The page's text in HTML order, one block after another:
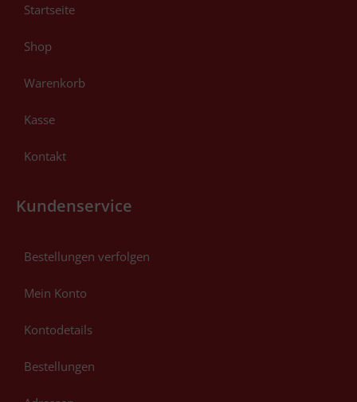
Startseite
Shop
Warenkorb
Kasse
Kontakt
Kundenservice
Bestellungen verfolgen
Mein Konto
Kontodetails
Bestellungen